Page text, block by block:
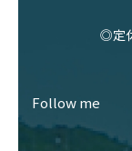
◎定
Follow me